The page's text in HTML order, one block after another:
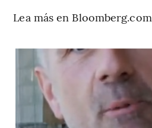
Lea más en Bloomberg.com